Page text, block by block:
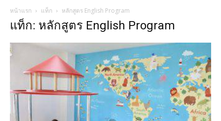
หน้าแรก แท็ก หลักสูตร English Program
แท็ก: หลักสูตร English Program